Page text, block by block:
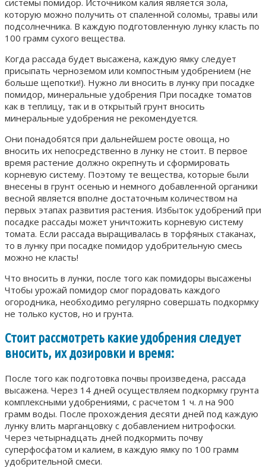
которую можно получить от спаленной соломы, травы или
подсолнечника. В каждую подготовленную лунку класть по
100 грамм сухого вещества.
Когда рассада будет высажена, каждую ямку следует
присыпать черноземом или компостным удобрением (не
больше щепотки!). Нужно ли вносить в лунку при посадке
помидор, минеральные удобрения При посадке томатов
как в теплицу, так и в открытый грунт вносить
минеральные удобрения не рекомендуется.
Они понадобятся при дальнейшем росте овоща, но
вносить их непосредственно в лунку не стоит. В первое
время растение должно окрепнуть и сформировать
корневую систему. Поэтому те вещества, которые были
внесены в грунт осенью и немного добавленной органики
весной является вполне достаточным количеством на
первых этапах развития растения. Избыток удобрений при
посадке рассады может уничтожить корневую систему
томата. Если рассада выращивалась в торфяных стаканах,
то в лунку при посадке помидор удобрительную смесь
можно не класть!
Что вносить в лунки, после того как помидоры высажены
Чтобы урожай помидор смог порадовать каждого
огородника, необходимо регулярно совершать подкормку
не только кустов, но и грунта.
Стоит рассмотреть какие удобрения следует
вносить, их дозировки и время:
После того как подготовка почвы произведена, рассада
высажена. Через 14 дней осуществляем подкормку грунта
комплексными удобрениями, с расчетом 1 ч. л на 900
грамм воды. После прохождения десяти дней под каждую
лунку влить марганцовку с добавлением нитрофоски.
Через четырнадцать дней подкормить почву
суперфосфатом и калием, в каждую ямку по 100 грамм
удобрительной смеси.